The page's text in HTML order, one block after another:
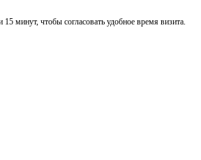
минут, чтобы согласовать удобное время визита.